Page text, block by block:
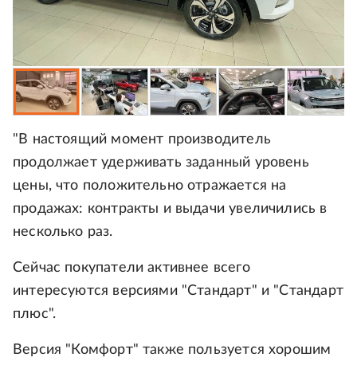
"В настоящий момент производитель
продолжает удерживать заданный уровень
цены, что положительно отражается на
продажах: контракты и выдачи увеличились в
несколько раз.
Сейчас покупатели активнее всего
интересуются версиями "Стандарт" и "Стандарт
плюс".
Версия "Комфорт" также пользуется хорошим